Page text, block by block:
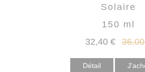
Solaire
150 ml
32,40 € 36,00
Détail